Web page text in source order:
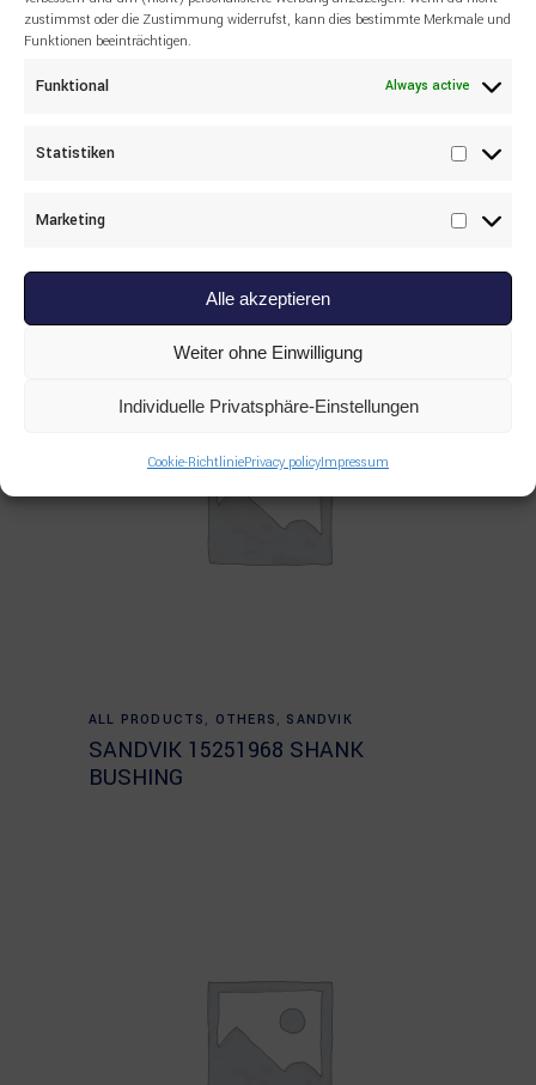
zustimmst oder die Zustimmung widerrufst, kann dies bestimmte Merkmale und
Funktionen beeinträchtigen.
Funktional Always active
Statistiken
Marketing
Alle akzeptieren
Weiter ohne Einwilligung
Individuelle Privatsphäre-Einstellungen
Cookie-RichtliniePrivacy policyImpressum
ALL PRODUCTS
RAUPENKETTE OELGESCHMIERT
Read more
ALL PRODUCTS , OTHERS , SANDVIK
SANDVIK 15251968 SHANK
BUSHING